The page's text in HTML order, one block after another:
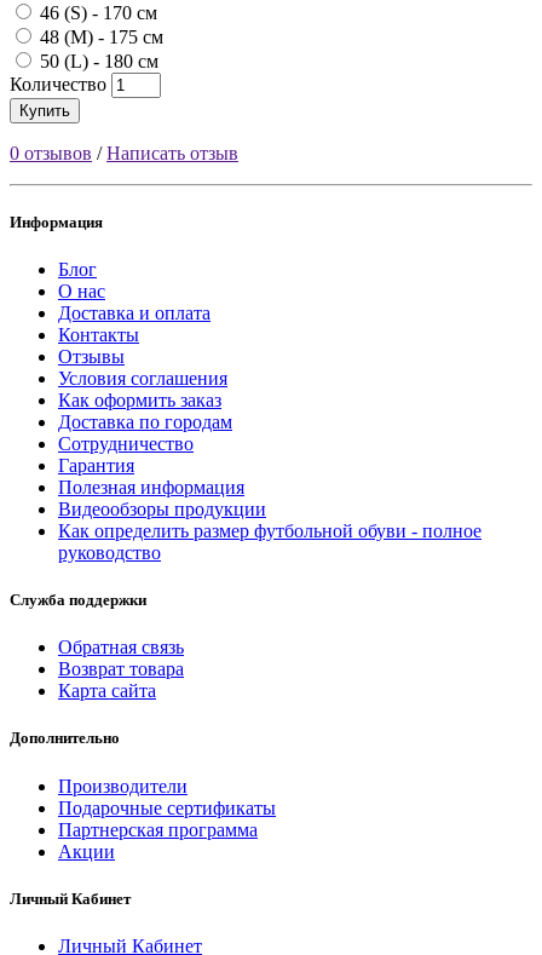
46 (S) - 170 см
48 (M) - 175 см
50 (L) - 180 см
Количество
Купить
0 отзывов /Написать отзыв
Информация
Блог
О нас
Доставка и оплата
Контакты
Отзывы
Условия соглашения
Как оформить заказ
Доставка по городам
Сотрудничество
Гарантия
Полезная информация
Видеообзоры продукции
Как определить размер футбольной обуви - полное
руководство
Служба поддержки
Обратная связь
Возврат товара
Карта сайта
Дополнительно
Производители
Подарочные сертификаты
Партнерская программа
Акции
Личный Кабинет
Личный Кабинет